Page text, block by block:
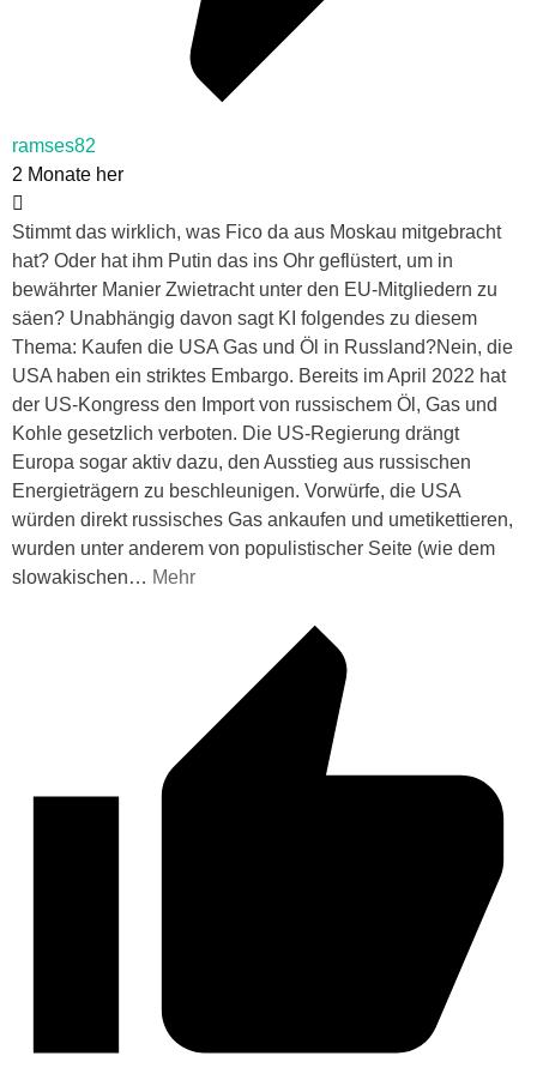
ramses82
2 Monate her
Stimmt das wirklich, was Fico da aus Moskau mitgebracht
hat? Oder hat ihm Putin das ins Ohr geflüstert, um in
bewährter Manier Zwietracht unter den EU-Mitgliedern zu
säen? Unabhängig davon sagt KI folgendes zu diesem
Thema: Kaufen die USA Gas und Öl in Russland?Nein, die
USA haben ein striktes Embargo. Bereits im April 2022 hat
der US-Kongress den Import von russischem Öl, Gas und
Kohle gesetzlich verboten. Die US-Regierung drängt
Europa sogar aktiv dazu, den Ausstieg aus russischen
Energieträgern zu beschleunigen. Vorwürfe, die USA
würden direkt russisches Gas ankaufen und umetikettieren,
wurden unter anderem von populistischer Seite (wie dem
slowakischen… Mehr